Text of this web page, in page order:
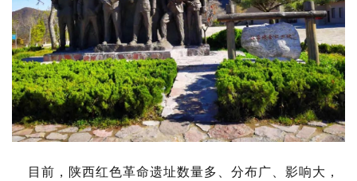
目前，陕西红色革命遗址数量多、分布广、影响大，